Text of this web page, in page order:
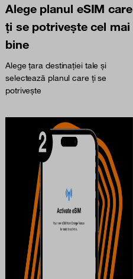
Alege planul eSIM care
ți se potrivește cel mai
bine
Alege țara destinației tale și
selectează planul care ți se
potrivește